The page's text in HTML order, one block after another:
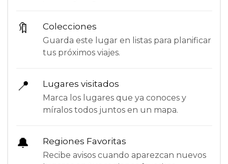
🔖 Colecciones
Guarda este lugar en listas para planificar
tus próximos viajes.
📍 Lugares visitados
Marca los lugares que ya conoces y
míralos todos juntos en un mapa.
🔔 Regiones Favoritas
Recibe avisos cuando aparezcan nuevos